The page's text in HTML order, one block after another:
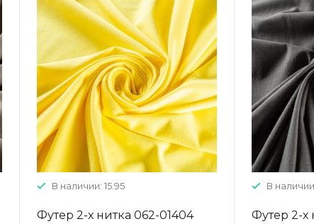
В наличии: 15.95
Футер 2-х нитка 062-01404
В
Футер 2-х